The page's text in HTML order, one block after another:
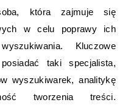
która zajmuje się
w celu poprawy ich
Kluczowe
taki specjalista,
wyszukiwarek, analitykę
tworzenia treści.